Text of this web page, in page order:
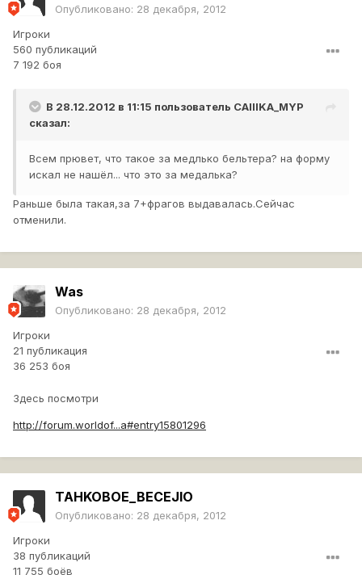
Опубликовано: 28 декабря, 2012
Игроки
560 публикаций
7 192 боя
В 28.12.2012 в 11:15 пользователь CAIIIKA_MYP
сказал:
Всем прювет, что такое за медлько бельтера? на форму
искал не нашёл... что это за медалька?
Раньше была такая,за 7+фрагов выдавалась.Сейчас
отменили.
Was
Опубликовано: 28 декабря, 2012
Игроки
21 публикация
36 253 боя
Здесь посмотри
http://forum.worldof...а#entry15801296
TAHKOBOE_BECEJlO
Опубликовано: 28 декабря, 2012
Игроки
38 публикаций
11 755 боёв